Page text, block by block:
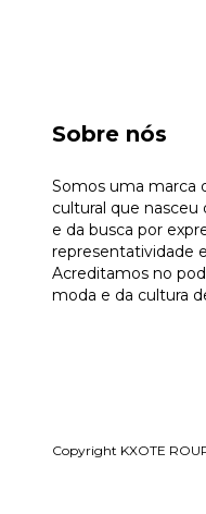
Sobre nós
Somos uma marca
cultural que
e da busca por
representatividade
Acreditamos no
moda e da cultura
Copyright KXOTE